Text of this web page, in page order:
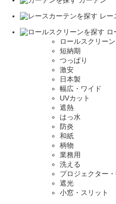
レー
ロ
ロールスクリー
短納期
つっぱり
激安
日本製
幅広・ワイド
UVカット
遮熱
はっ水
防炎
和紙
柄物
業務用
洗える
プロジェクター
遮光
小窓・スリット